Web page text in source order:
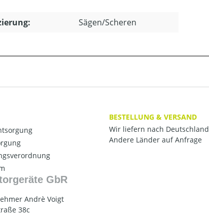
Sägen/Scheren
GbR
Andrè Voigt
38c
BESTELLUNG & VERSAND
Wir liefern nach Deutschland
Andere Länder auf Anfrage